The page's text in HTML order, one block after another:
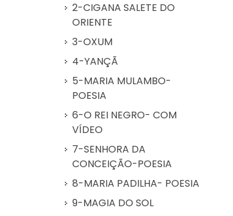
2-CIGANA SALETE DO
ORIENTE
3-OXUM
4-YANÇÃ
5-MARIA MULAMBO-
POESIA
6-O REI NEGRO- COM
VÍDEO
7-SENHORA DA
CONCEIÇÃO-POESIA
8-MARIA PADILHA- POESIA
9-MAGIA DO SOL